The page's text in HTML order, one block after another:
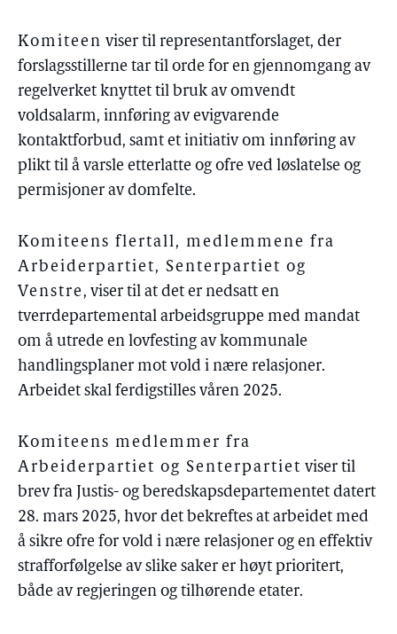
Komiteen viser til representantforslaget, der
forslagsstillerne tar til orde for en gjennomgang av
regelverket knyttet til bruk av omvendt
voldsalarm, innføring av evigvarende
kontaktforbud, samt et initiativ om innføring av
plikt til å varsle etterlatte og ofre ved løslatelse og
permisjoner av domfelte.
Komiteens flertall, medlemmene fra
Arbeiderpartiet, Senterpartiet og
Venstre , viser til at det er nedsatt en
tverrdepartemental arbeidsgruppe med mandat
om å utrede en lovfesting av kommunale
handlingsplaner mot vold i nære relasjoner.
Arbeidet skal ferdigstilles våren 2025.
Komiteens medlemmer fra
Arbeiderpartiet og Senterpartiet viser til
brev fra Justis- og beredskapsdepartementet datert
28. mars 2025, hvor det bekreftes at arbeidet med
å sikre ofre for vold i nære relasjoner og en effektiv
strafforfølgelse av slike saker er høyt prioritert,
både av regjeringen og tilhørende etater.